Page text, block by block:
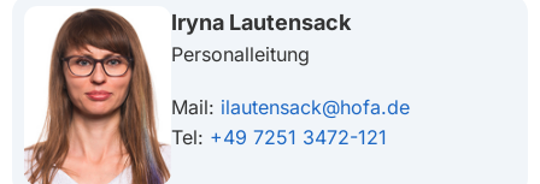
Iryna Lautensack
Personalleitung
Mail: ilautensack@hofa.de
Tel: +49 7251 3472-121